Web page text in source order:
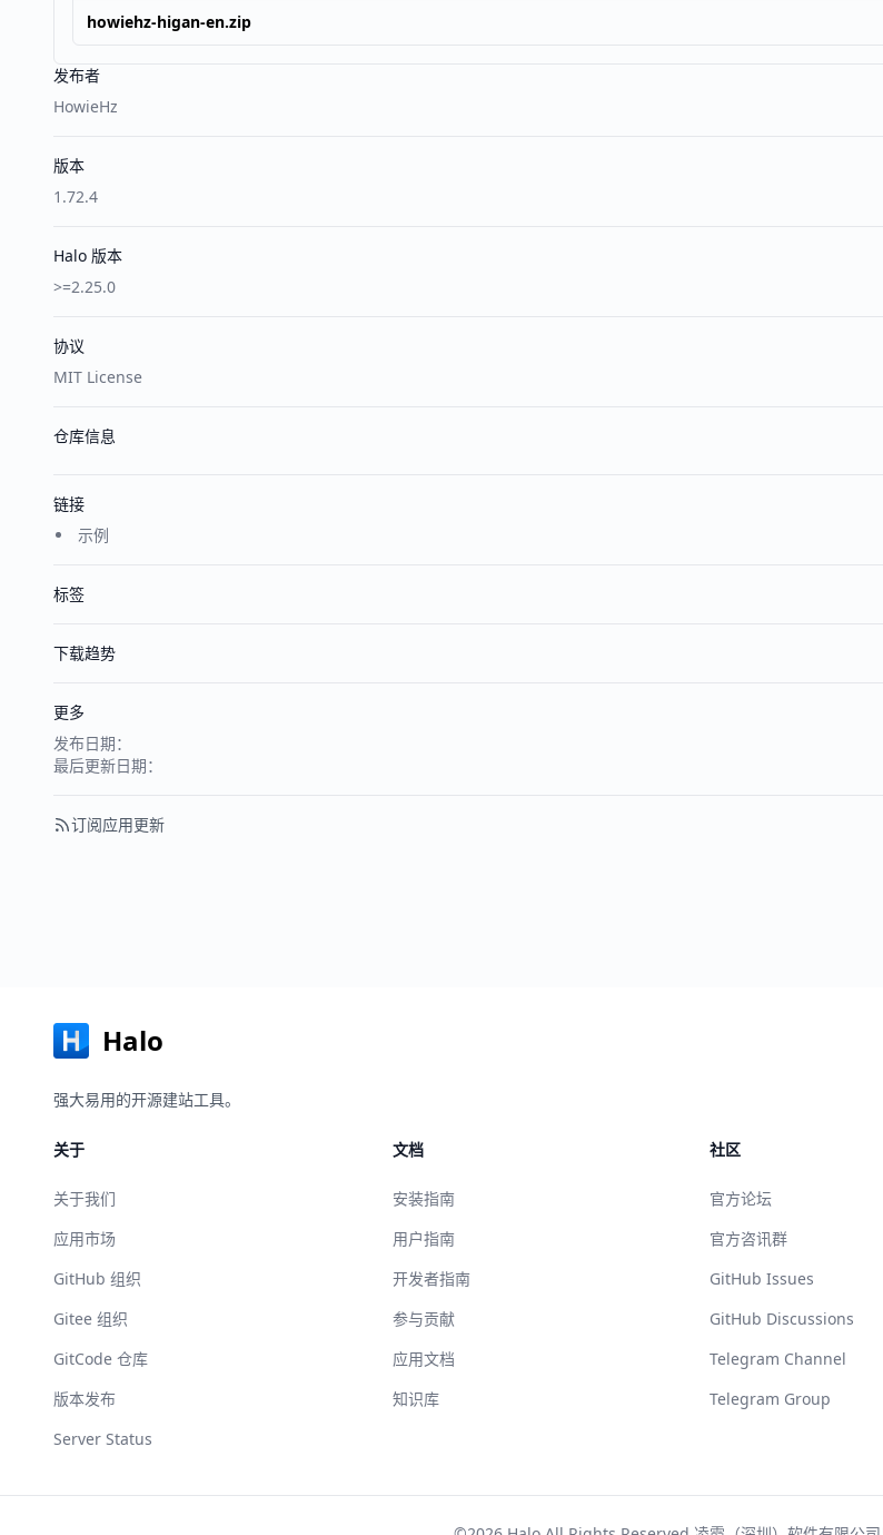
发布者
HowieHz
版本
1.72.4
Halo 版本
>=2.25.0
协议
MIT License
仓库信息
链接
示例
标签
下载趋势
更多
发布日期：
最后更新日期：
订阅应用更新
howiehz-higan-en.zip
Halo
强大易用的开源建站工具。
关于
关于我们
应用市场
GitHub 组织
Gitee 组织
GitCode 仓库
版本发布
Server Status
文档
安装指南
用户指南
开发者指南
参与贡献
应用文档
知识库
社区
官方论坛
官方咨讯群
GitHub Issues
GitHub Discussions
Telegram Channel
Telegram Group